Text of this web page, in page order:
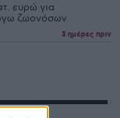
ευρώ για
ζωονόσων
3 ημέρες πριν